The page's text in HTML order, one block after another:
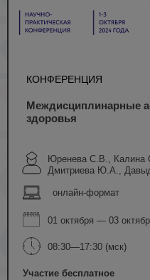
КОНФЕРЕНЦИЯ
Междисциплинарные
здоровья
Юренева С.В., Калина
Дмитриева Ю.А.,
онлайн-формат
01 октября — 03
08:30—17:30 (мск)
Участие бесплатное